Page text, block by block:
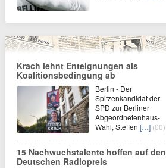
Krach lehnt Enteignungen als
Koalitionsbedingung ab
Berlin - Der
Spitzenkandidat der
SPD zur Berliner
Abgeordnetenhaus-
Wahl, Steffen […] (00)
15 Nachwuchstalente hoffen auf den
Deutschen Radiopreis